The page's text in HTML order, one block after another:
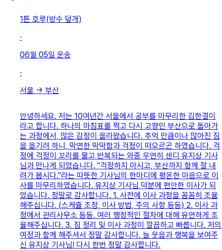
1톤 호루(방수 덮개)
·
06월 05일 운송
·
서울 → 부산
안녕하세요. 저는 10여년간 서울에서 공부를 마무리한 김한결이
라고 합니다. 하나의 마침표를 찍고 다시 고향인 부산으로 돌아가
는 과정에서, 많은 감정이 올라왔습니다. 추억 만큼이나 많아진 짐
을 옮기려 하니, 막연한 막막함과 걱정이 떠오르곤 하였습니다. 걱
정에 걱정이 꼬리를 물고 반복되는 와중 우연히 센디 유지상 기사
님과 만나게 되었습니다. "걱정하지 마시고, 부산까지 함께 잘 내
려가 봅시다."라는 따뜻한 기사님의 한마디에 평온한 마음으로 이
사를 마무리하였습니다. 유지상 기사님 덕분에 편안한 이사가 되
었습니다. 정말로 감사합니다. 1. 사전에 이사 과정을 꼼꼼히 조율
해주십니다. (스케쥴 조정, 이사 방법, 주의 사항 등등) 2. 이사 과
정에서 관리사무소 등등. 여러 행정적인 절차에 대해 유연하게 조
율해주십니다. 3. 짐 정리 및 이사 과정이 깔끔하고 빠릅니다. 저의
여정과 함께 해주셔서 정말 감사합니다. 늘 웃음과 행복을 보여주
신 유지상 기사님! 다시 한번 정말 감사합니다.